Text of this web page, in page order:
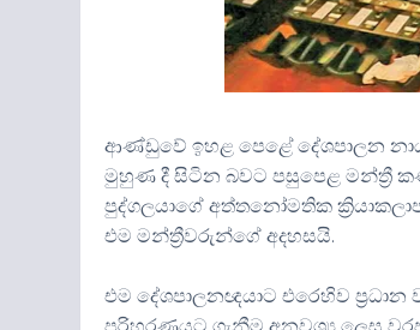
ආණ්ඩුවේ ඉහළ පෙළේ දේශපාලන
මුහුණ දී සිටින බවට පසුපෙළ මන්ත්‍රී
පුද්ගලයාගේ අත්තනෝමතික
එම මන්ත්‍රීවරුන්ගේ අදහසයි.
එම දේශපාලනඥයාට එරෙහිව
පරිහරණයට ගැනීම අනවශ්‍ය ලෙස